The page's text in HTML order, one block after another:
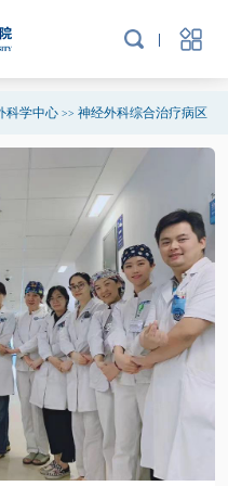
科学中心>> 神经外科综合治疗病区